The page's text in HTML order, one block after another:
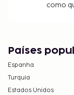
como
Países
Espanha
Turquia
Estados Unidos